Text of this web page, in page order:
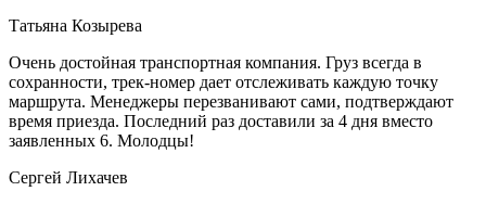
Татьяна Козырева
Очень достойная транспортная компания. Груз всегда в
сохранности, трек-номер дает отслеживать каждую точку
маршрута. Менеджеры перезванивают сами, подтверждают
время приезда. Последний раз доставили за 4 дня вместо
заявленных 6. Молодцы!
Сергей Лихачев